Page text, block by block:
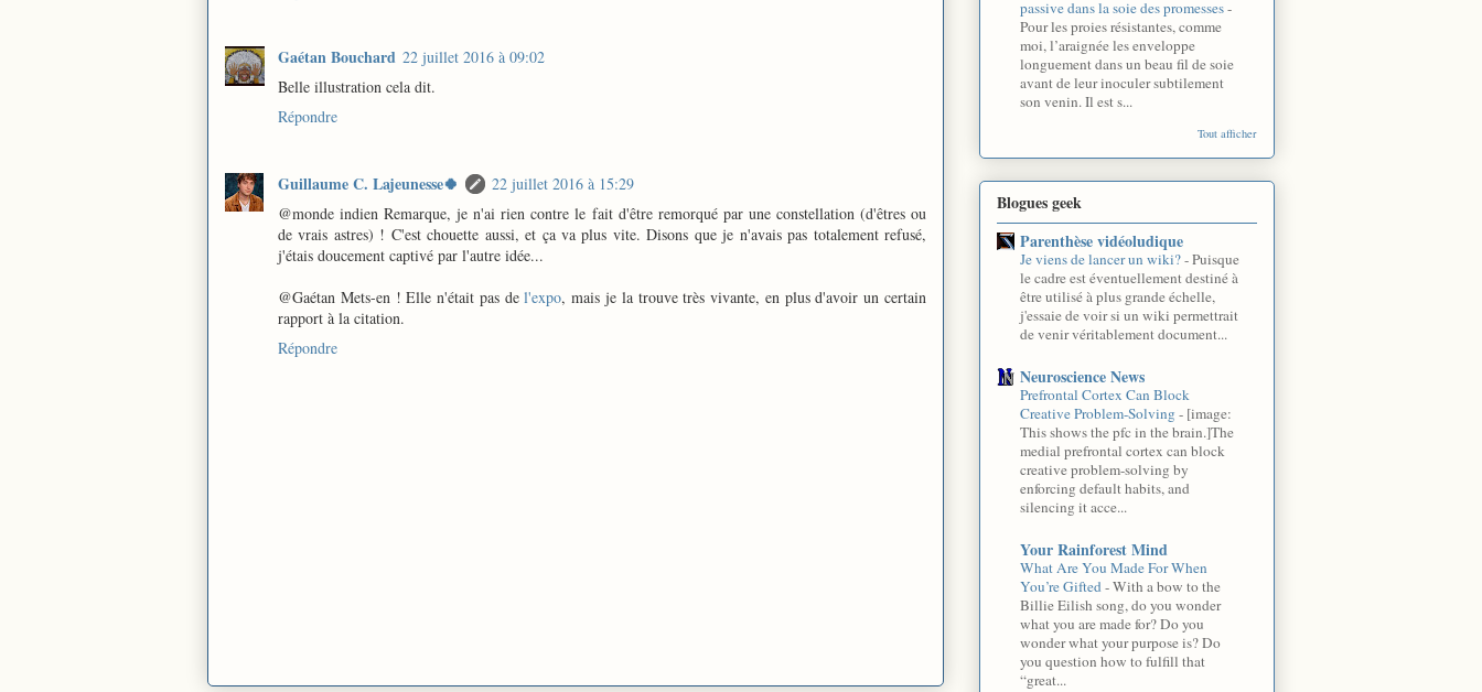
Gaétan Bouchard 22 juillet 2016 à 09:02
Belle illustration cela dit.
Répondre
Guillaume C. Lajeunesse🍀
22 juillet 2016 à 15:29
@monde indien Remarque, je n'ai rien contre le fait d'être remorqué par une constellation (d'êtres ou
de vrais astres) ! C'est chouette aussi, et ça va plus vite. Disons que je n'avais pas totalement refusé,
j'étais doucement captivé par l'autre idée...
@Gaétan Mets-en ! Elle n'était pas del'expo, mais je la trouve très vivante, en plus d'avoir un certain
rapport à la citation.
Répondre
passive dans la soie des promesses-
Pour les proies résistantes, comme
moi, l’araignée les enveloppe
longuement dans un beau fil de soie
avant de leur inoculer subtilement
son venin. Il est s...
Tout afficher
Blogues geek
Parenthèse vidéoludique
Je viens de lancer un wiki?-Puisque
le cadre est éventuellement destiné à
être utilisé à plus grande échelle,
j'essaie de voir si un wiki permettrait
de venir véritablement document...
Neuroscience News
Prefrontal Cortex Can Block
Creative Problem-Solving - [image:
This shows the pfc in the brain.]The
medial prefrontal cortex can block
creative problem-solving by
enforcing default habits, and
silencing it acce...
Your Rainforest Mind
What Are You Made For When
You’re Gifted-With a bow to the
Billie Eilish song, do you wonder
what you are made for? Do you
wonder what your purpose is? Do
you question how to fulfill that
“great...